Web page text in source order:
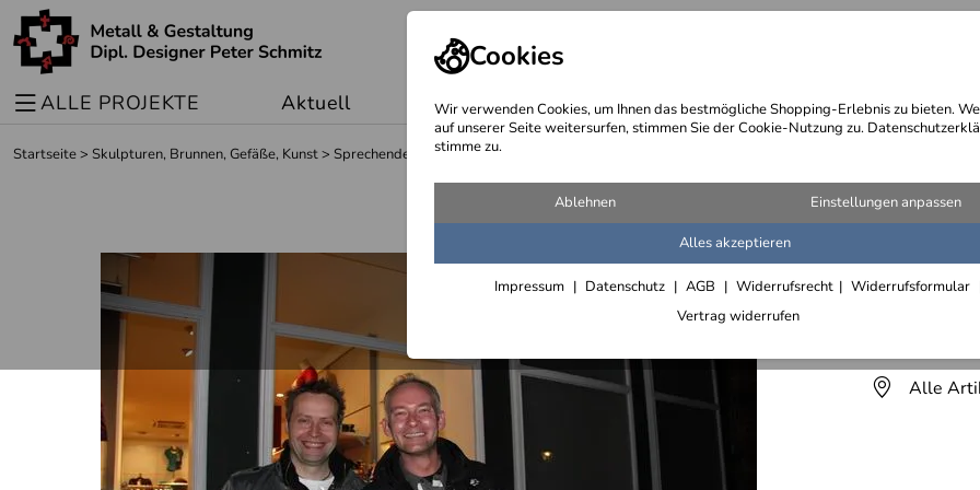
Cookies
Wir verwenden Cookies, um Ihnen das bestmögliche Shopping-Erlebnis zu bieten.
auf unserer Seite weitersurfen, stimmen Sie der Cookie-Nutzung zu.
stimme zu.
Ablehnen Einstellungen anpassen
Alles akzeptieren
Impressum Datenschutz AGB Widerrufsrecht
Widerrufsformular
Vertrag widerrufen
ALLE PROJEKTE Aktuell Sonderangebote Wegebeschreibung @
Startseite> Skulpturen, Brunnen, Gefäße, Kunst> Sprechende Laternen in Celle - wir haben sie entworfen und gefertigt
Alle